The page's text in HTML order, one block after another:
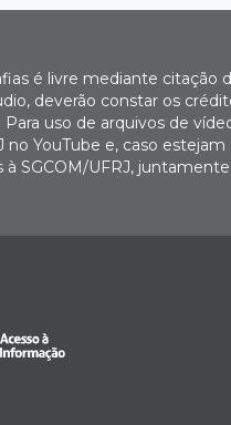
é livre mediante citação
deverão constar os
uso de arquivos de
YouTube e, caso estejam
SGCOM/UFRJ,